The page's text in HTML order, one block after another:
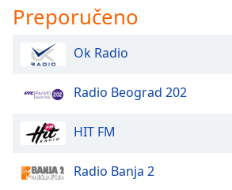
Preporučeno
Ok Radio
Radio Beograd 202
HIT FM
Radio Banja 2